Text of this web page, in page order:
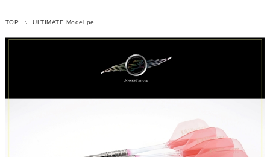
TOP ULTIMATE Model pe.